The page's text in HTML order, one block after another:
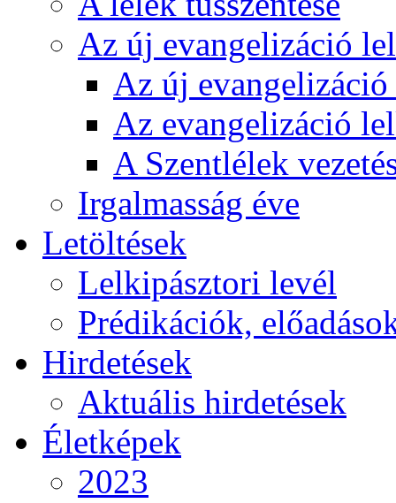
Az új evangelizáció
Az új
Az evangelizáció
A Szentlélek
Irgalmasság éve
Letöltések
Lelkipásztori levél
Prédikációk,
Hirdetések
Aktuális hirdetések
Életképek
2023